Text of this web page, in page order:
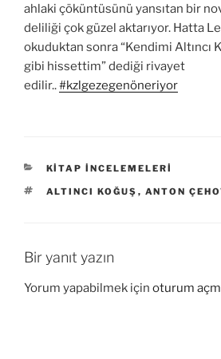
ahlaki çöküntüsünü yansıtan bir
deliliği çok güzel aktarıyor. Hatta
okuduktan sonra “Kendimi Altıncı
gibi hissettim” dediği rivayet
edilir..#kzlgezegenöneriyor
KATEGORILER
KITAP İNCELEMELERI
ETIKETLER
ALTINCI KOĞUŞ , ANTON
Bir yanıt yazın
Yorum yapabilmek için oturum